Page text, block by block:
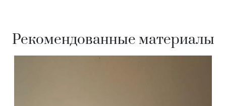
Рекомендованные материалы